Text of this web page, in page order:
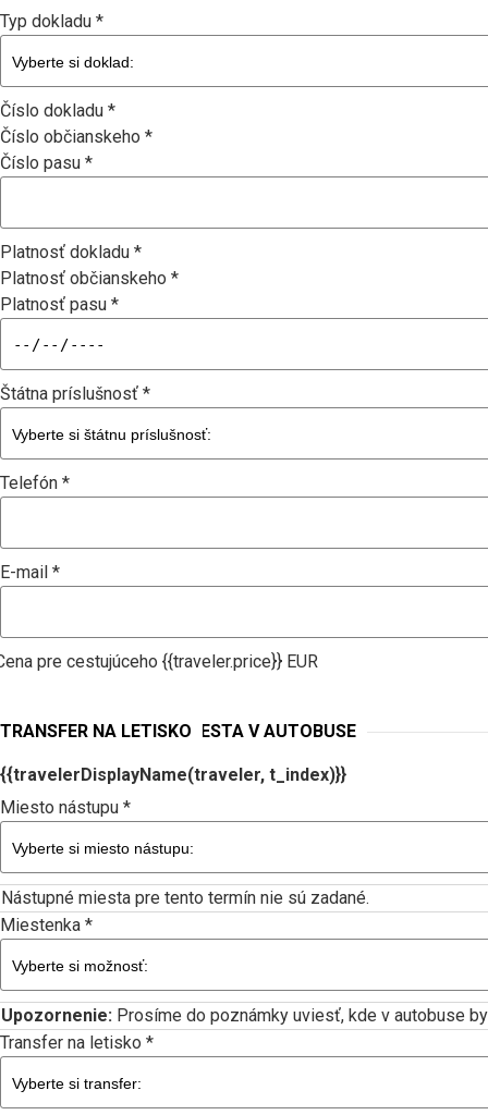
Typ dokladu *
Číslo dokladu *
Číslo občianskeho *
Číslo pasu *
Platnosť dokladu *
Platnosť občianskeho *
Platnosť pasu *
Štátna príslušnosť *
Telefón *
E-mail *
pre cestujúceho {{traveler.price}} EUR
NÁSTUPNÉ MIESTA A MIESTA V AUTOBUSE
TRANSFER NA LETISKO
{{travelerDisplayName(traveler, t_index)}}
Miesto nástupu *
Nástupné miesta pre tento termín nie sú zadané.
Miestenka *
Upozornenie: Prosíme do poznámky uviesť, kde v autobuse
Transfer na letisko *